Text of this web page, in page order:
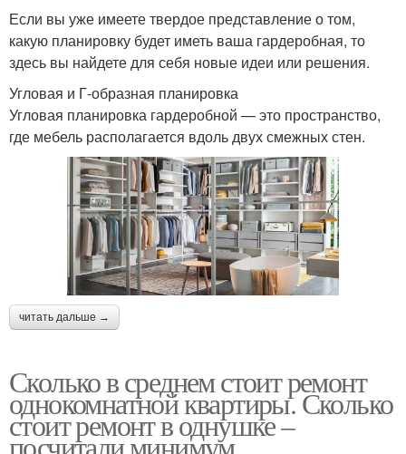
Если вы уже имеете твердое представление о том,
какую планировку будет иметь ваша гардеробная, то
здесь вы найдете для себя новые идеи или решения.
Угловая и Г-образная планировка
Угловая планировка гардеробной — это пространство,
где мебель располагается вдоль двух смежных стен.
читать дальше →
Сколько в среднем стоит ремонт
однокомнатной квартиры. Сколько
стоит ремонт в однушке –
посчитали минимум